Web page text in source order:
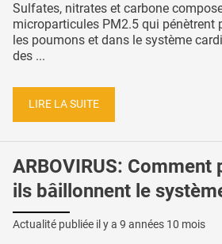
Sulfates, nitrates et carbone
microparticules PM2.5 qui pénètrent
les poumons et dans le système
des ...
LIRE LA SUITE
ARBOVIRUS: Comment
ils bâillonnent le
Actualité publiée il y a 9 années 10 mois